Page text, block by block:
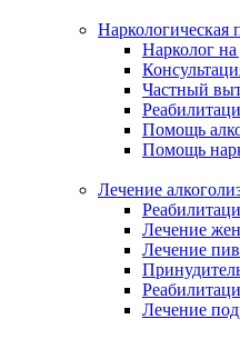
Наркологическая
Нарколог
Частный
Помощь
Помощь
Лечение
Лечение
Лечение
Лечение